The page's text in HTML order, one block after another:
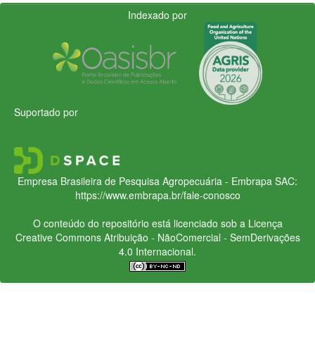
Indexado por
Suportado por
Empresa Brasileira de Pesquisa Agropecuária - Embrapa SAC:
https://www.embrapa.br/fale-conosco
O conteúdo do repositório está licenciado sob a Licença
Creative CommonsAtribuição - NãoComercial - SemDerivações
4.0 Internacional.